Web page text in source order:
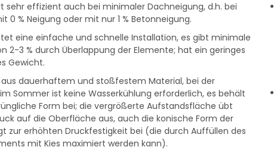
sehr effizient auch bei minimaler Dachneigung, d.h. bei
0 % Neigung oder mit nur 1 % Betonneigung.
eine einfache und schnelle Installation, es gibt minimale
2-3 % durch Überlappung der Elemente; hat ein geringes
Gewicht.
aus dauerhaftem und stoßfestem Material, bei der
Sommer ist keine Wasserkühlung erforderlich, es behält
Form bei; die vergrößerte Aufstandsfläche übt
auf die Oberfläche aus, auch die konische Form der
zur erhöhten Druckfestigkeit bei (die durch Auffüllen des
mit Kies maximiert werden kann).